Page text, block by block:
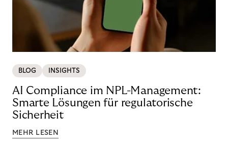
BLOG INSIGHTS
AI Compliance im NPL-Management:
Smarte Lösungen für regulatorische
Sicherheit
MEHR LESEN